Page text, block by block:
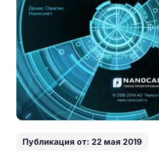
Публикация от: 22 мая 2019